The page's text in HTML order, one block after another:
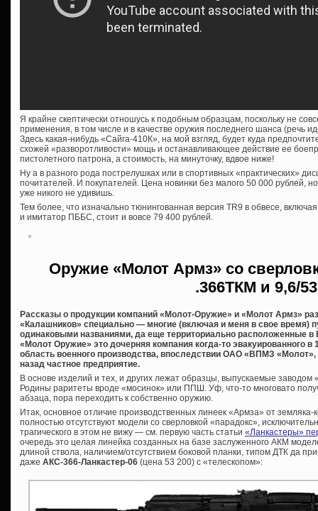
Я крайне скептически отношусь к подобным образцам, поскольку не
применения, в том числе и в качестве оружия последнего шанса (речь
Здесь какая-нибудь «Сайга-410К», на мой взгляд, будет куда
схожей «разворотливости» мощь и останавливающее действие ее
пистолетного патрона, а стоимость, на минуточку, вдвое ниже!
Ну а в разного рода пострелушках или в спортивных «практических»
почитателей. И покупателей. Цена новинки без малого 50 000 рублей,
уже никого не удивишь.
Тем более, что изначально тюнингованная версия TR9 в обвесе,
и имитатор ПББС, стоит и вовсе 79 400 рублей.
Оружие «Молот Армз» со
.366ТКМ и 9,6/53
Рассказы о продукции компаний «Молот-Оружие» и «Молот Армз»
«Калашников» специально — многие (включая и меня в свое время)
одинаковыми названиями, да еще территориально расположенные в
«Молот Оружие» это дочерняя компания когда-то эвакуированного в
область военного производства, впоследствии ОАО «ВПМЗ
назад частное предприятие.
В основе изделий и тех, и других лежат образцы, выпускаемые
Родины раритеты вроде «мосинок» или ППШ. Уф, что-то многовато
абзаца, пора переходить к собственно оружию.
Итак, основное отличие производственных линеек «Армза» от земляка-
полностью отсутствуют модели со сверловкой «парадокс»,
трагического в этом не вижу — см. первую часть статьи «Ланкастеры»
очередь это целая линейка созданных на базе заслуженного АКМ
длиной ствола, наличием/отсутствием боковой планки, типом ДТК да
даже АКС-366-Ланкастер-06 (цена 53 200) с «телескопом»: